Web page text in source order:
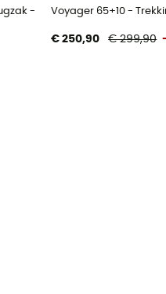
- HerenVoyager 65+10 -
€ 250,90 € 299,90